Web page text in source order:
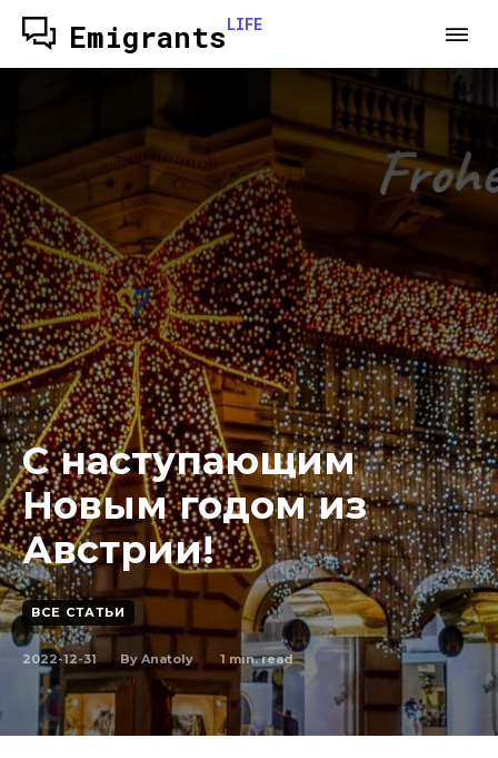
EmigrantsLIFE
С наступающим
Новым годом из
Австрии!
ВСЕ СТАТЬИ
2022-12-31 By Anatoly 1 min. read